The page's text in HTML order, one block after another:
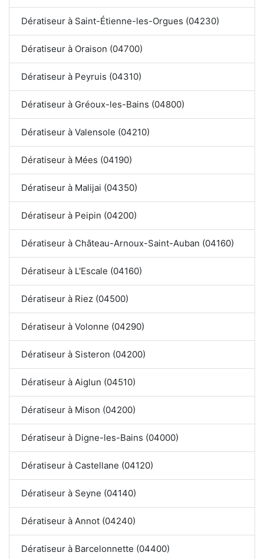
Dératiseur à Saint-Étienne-les-Orgues (04230)
Dératiseur à Oraison (04700)
Dératiseur à Peyruis (04310)
Dératiseur à Gréoux-les-Bains (04800)
Dératiseur à Valensole (04210)
Dératiseur à Mées (04190)
Dératiseur à Malijai (04350)
Dératiseur à Peipin (04200)
Dératiseur à Château-Arnoux-Saint-Auban (04160)
Dératiseur à L'Escale (04160)
Dératiseur à Riez (04500)
Dératiseur à Volonne (04290)
Dératiseur à Sisteron (04200)
Dératiseur à Aiglun (04510)
Dératiseur à Mison (04200)
Dératiseur à Digne-les-Bains (04000)
Dératiseur à Castellane (04120)
Dératiseur à Seyne (04140)
Dératiseur à Annot (04240)
Dératiseur à Barcelonnette (04400)